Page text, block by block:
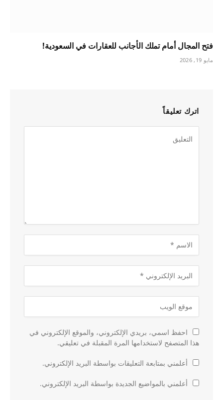
فتح المجال أمام تملك الأجانب للعقارات في السعودية!
مايو 19, 2026
اترك تعليقاً
احفظ اسمي، بريدي الإلكتروني، والموقع الإلكتروني في
هذا المتصفح لاستخدامها المرة المقبلة في تعليقي.
أعلمني بمتابعة التعليقات بواسطة البريد الإلكتروني.
أعلمني بالمواضيع الجديدة بواسطة البريد الإلكتروني.